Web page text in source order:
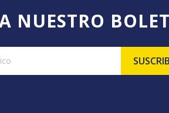
NUESTRO